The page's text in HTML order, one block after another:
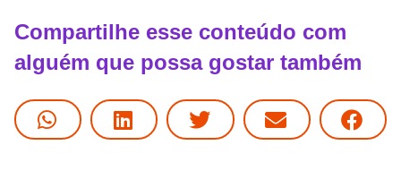
Compartilhe esse conteúdo com
alguém que possa gostar também